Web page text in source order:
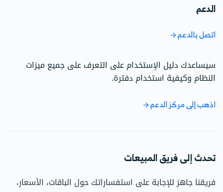
الدعم
اتصل بالدعم
سيساعدك دليل الإستخدام على التعرف على جميع ميزات
النظام وكيفية استخدام دفترة.
اذهب إلى مركز الدعم
تحدث إلى فريق المبيعات
فريقنا جاهز للإجابة على استفساراتك حول الباقات، الأسعار،